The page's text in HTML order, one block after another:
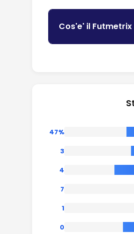
Cos'e' il Futmetrix
47%
3
4
7
1
0